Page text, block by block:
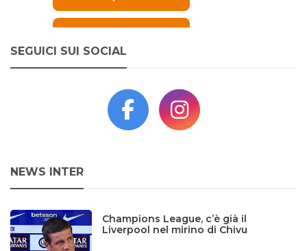
SEGUICI SUI SOCIAL
NEWS INTER
Champions League, c’è già il
Liverpool nel mirino di Chivu